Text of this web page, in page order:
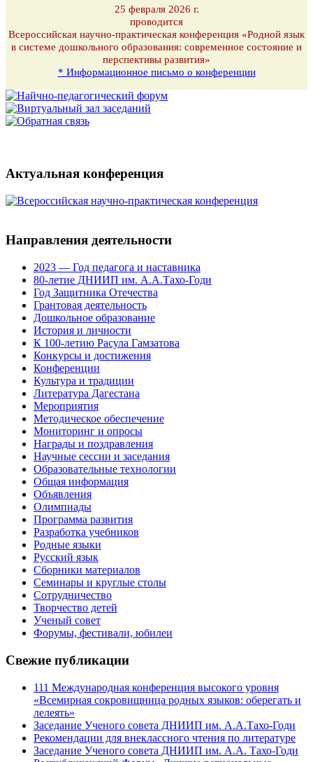
25 февраля 2026 г.
проводится
Всероссийская научно-практическая конференция «Родной язык
в системе дошкольного образования: современное состояние и
перспективы развития»
* Информационное письмо о конференции
Актуальная конференция
Направления деятельности
2023 — Год педагога и наставника
80-летие ДНИИП им. А.А.Тахо-Годи
Год Защитника Отечества
Грантовая деятельность
Дошкольное образование
История и личности
К 100-летию Расула Гамзатова
Конкурсы и достижения
Конференции
Культура и традиции
Литература Дагестана
Мероприятия
Методическое обеспечение
Мониторинг и опросы
Награды и поздравления
Научные сессии и заседания
Образовательные технологии
Общая информация
Объявления
Олимпиады
Программа развития
Разработка учебников
Родные языки
Русский язык
Сборники материалов
Семинары и круглые столы
Сотрудничество
Творчество детей
Ученый совет
Форумы, фестивали, юбилеи
Свежие публикации
111 Международная конференция высокого уровня
«Всемирная сокровищница родных языков: оберегать и
лелеять»
Заседание Ученого совета ДНИИП им. А.А.Тахо-Годи
Рекомендации для внеклассного чтения по литературе
Заседание Ученого совета ДНИИП им. А.А. Тахо-Годи